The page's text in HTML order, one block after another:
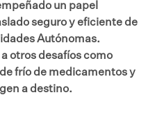
un papel
seguro y eficiente de
Autónomas.
otros desafíos como
frío de medicamentos y
a destino.